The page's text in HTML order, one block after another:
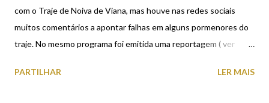
com o Traje de Noiva de Viana, mas houve nas redes sociais
muitos comentários a apontar falhas em alguns pormenores do
traje. No mesmo programa foi emitida uma reportagem ( ver
da tradição do uso do traje típico e do ouro em Viana do Castelo.
PARTILHAR LER MAIS